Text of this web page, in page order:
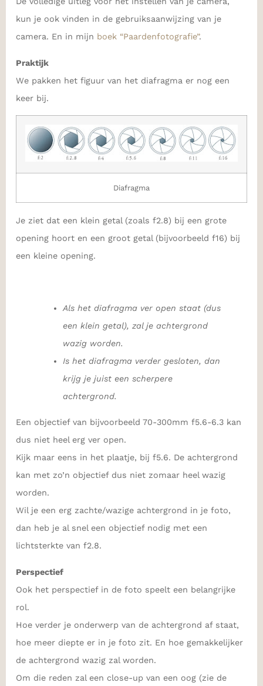
kun je ook vinden in de gebruiksaanwijzing van je
camera. En in mijn boek “Paardenfotografie”.
Praktijk
We pakken het figuur van het diafragma er nog een
keer bij.
Diafragma
Je ziet dat een klein getal (zoals f2.8) bij een grote
opening hoort en een groot getal (bijvoorbeeld f16) bij
een kleine opening.
Als het diafragma ver open staat (dus
een klein getal), zal je achtergrond
wazig worden.
Is het diafragma verder gesloten, dan
krijg je juist een scherpere
achtergrond.
Een objectief van bijvoorbeeld 70-300mm f5.6-6.3 kan
dus niet heel erg ver open.
Kijk maar eens in het plaatje, bij f5.6. De achtergrond
kan met zo’n objectief dus niet zomaar heel wazig
worden.
Wil je een erg zachte/wazige achtergrond in je foto,
dan heb je al snel een objectief nodig met een
lichtsterkte van f2.8.
Perspectief
Ook het perspectief in de foto speelt een belangrijke
rol.
Hoe verder je onderwerp van de achtergrond af staat,
hoe meer diepte er in je foto zit. En hoe gemakkelijker
de achtergrond wazig zal worden.
Om die reden zal een close-up van een oog (zie de